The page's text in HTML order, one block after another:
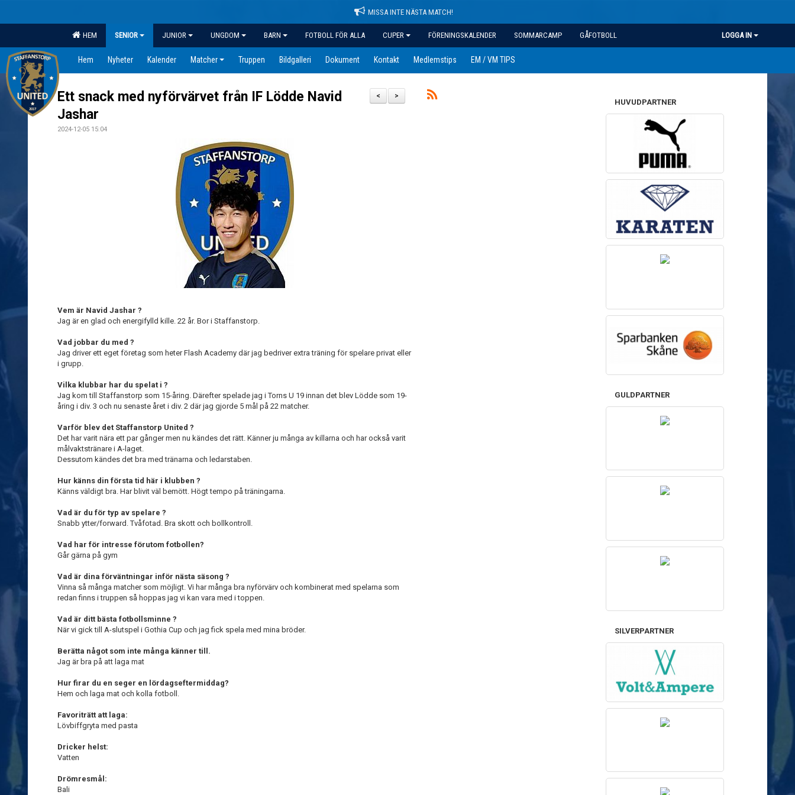
MISSA INTE NÄSTA MATCH!
HEM SENIOR JUNIOR UNGDOM BARN FOTBOLL FÖR ALLA CUPER FÖRENINGSKALENDER SOMMARCAMP GÅFOTBOLL LOGGA IN
Hem Nyheter Kalender Matcher Truppen Bildgalleri Dokument Kontakt Medlemstips EM / VM TIPS
>
<
Ett snack med nyförvärvet från IF Lödde Navid
Jashar
2024-12-05 15:04
Vem är Navid Jashar ?
Jag är en glad och energifylld kille. 22 år. Bor i Staffanstorp.
Vad jobbar du med ?
Jag driver ett eget företag som heter Flash Academy där jag bedriver extra träning för spelare privat eller
i grupp.
Vilka klubbar har du spelat i ?
Jag kom till Staffanstorp som 15-åring. Därefter spelade jag i Torns U 19 innan det blev Lödde som 19-
åring i div. 3 och nu senaste året i div. 2 där jag gjorde 5 mål på 22 matcher.
Varför blev det Staffanstorp United ?
Det har varit nära ett par gånger men nu kändes det rätt. Känner ju många av killarna och har också varit
målvaktstränare i A-laget.
Dessutom kändes det bra med tränarna och ledarstaben.
Hur känns din första tid här i klubben ?
Känns väldigt bra. Har blivit väl bemött. Högt tempo på träningarna.
Vad är du för typ av spelare ?
Snabb ytter/forward. Tvåfotad. Bra skott och bollkontroll.
Vad har för intresse förutom fotbollen?
Går gärna på gym
Vad är dina förväntningar inför nästa säsong ?
Vinna så många matcher som möjligt. Vi har många bra nyförvärv och kombinerat med spelarna som
redan finns i truppen så hoppas jag vi kan vara med i toppen.
Vad är ditt bästa fotbollsminne ?
När vi gick till A-slutspel i Gothia Cup och jag fick spela med mina bröder.
Berätta något som inte många känner till.
Jag är bra på att laga mat
Hur firar du en seger en lördagseftermiddag?
Hem och laga mat och kolla fotboll.
Favoriträtt att laga:
Lövbiffgryta med pasta
Dricker helst:
Vatten
Drömresmål:
Bali
HUVUDPARTNER
GULDPARTNER
SILVERPARTNER